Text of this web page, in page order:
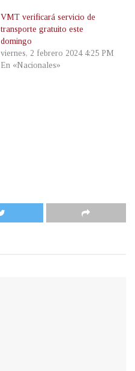
VMT verificará servicio de
transporte gratuito este
domingo
viernes, 2 febrero 2024 4:25 PM
En «Nacionales»